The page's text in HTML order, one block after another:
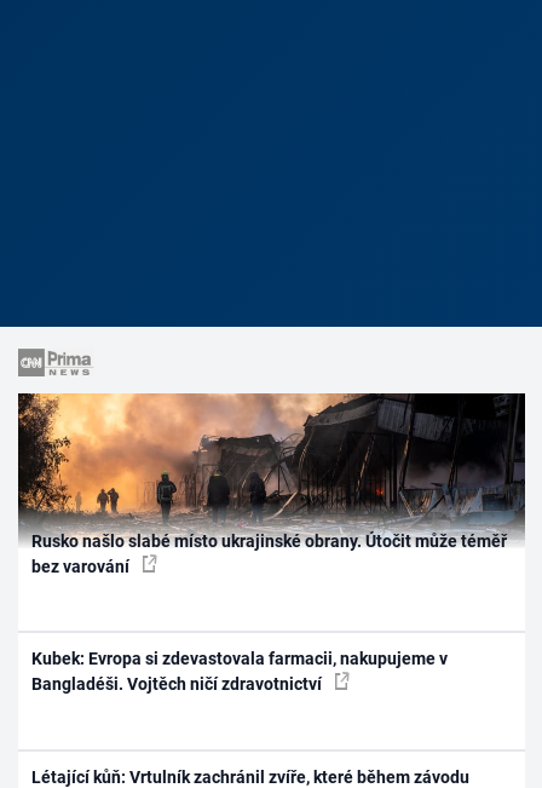
Rusko našlo slabé místo ukrajinské obrany. Útočit může téměř
bez varování
Kubek: Evropa si zdevastovala farmacii, nakupujeme v
Bangladéši. Vojtěch ničí zdravotnictví
Létající kůň: Vrtulník zachránil zvíře, které během závodu